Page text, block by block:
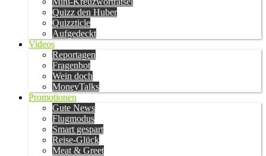
Quizz den Huber
Quizzticle
Aufgedeckt
Videos
Reportagen
Fragenbot
Wein doch
MoneyTalks
Promotionen
Gute News
Flugmodus
Smart gespart
Reise-Glück
Meat & Greet